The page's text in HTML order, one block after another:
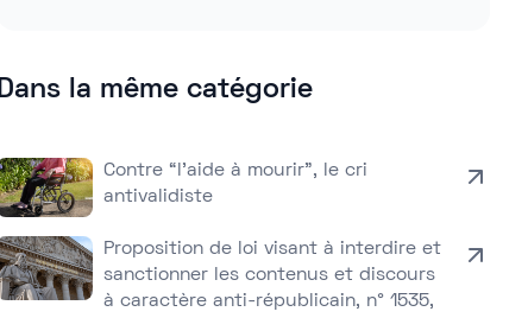
Dans la même catégorie
Contre “l’aide à mourir”, le cri
antivalidiste
Proposition de loi visant à interdire et
sanctionner les contenus et discours
à caractère anti-républicain, n° 1535,